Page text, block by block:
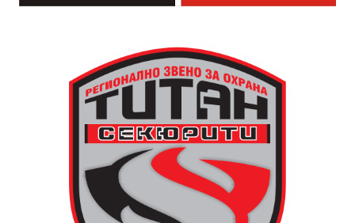
транспорт до местността Градище. Електрическият
автобус ще тръгне в 19:30 ч. от пл. „Възраждане“, а
обратно към града в 00:00 ч. – от паркинга до
поляната. Вземете със себе си връхна дреха и одеяло
или шалте! За повече информация тел. 0887907075.